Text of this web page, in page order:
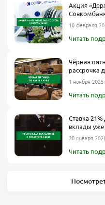
Акция
комиссий
10 февраля
Читать
Чёрная
рассрочка
условия
1 ноября 2025
Читать
Ставка
вклады уже
30 января
Читать